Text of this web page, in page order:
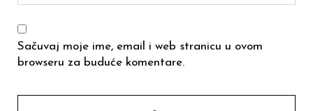
Sačuvaj moje ime, email i web stranicu u ovom
browseru za buduće komentare.